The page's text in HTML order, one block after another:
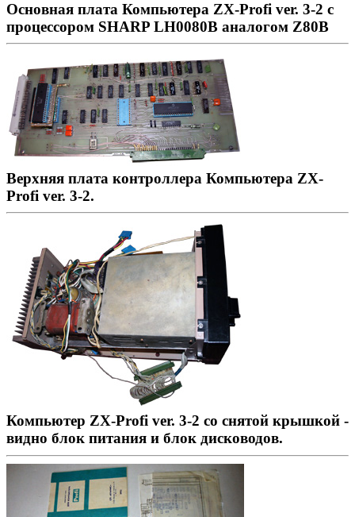
Основная плата Компьютера ZX-Profi ver. 3-2 с
процессором SHARP LH0080B аналогом Z80B
Верхняя плата контроллера Компьютера ZX-
Profi ver. 3-2.
Компьютер ZX-Profi ver. 3-2 со снятой крышкой -
видно блок питания и блок дисководов.